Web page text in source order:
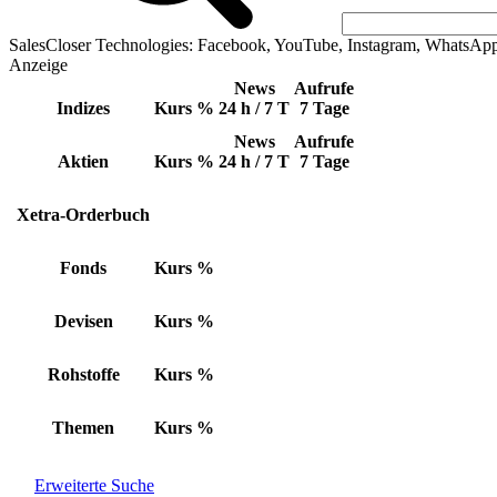
SalesCloser Technologies: Facebook, YouTube, Instagram,
Anzeige
Indizes Kurs %
News
24 h / 7 T
Aufrufe
7 Tage
Aktien Kurs %
News
24 h / 7 T
Aufrufe
7 Tage
Xetra-Orderbuch
Fonds Kurs %
Devisen Kurs %
Rohstoffe Kurs %
Themen Kurs %
Erweiterte Suche